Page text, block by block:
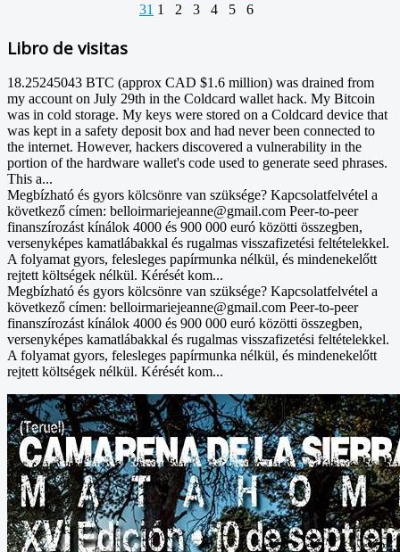
31 1 2 3 4 5 6
Libro de visitas
18.25245043 BTC (approx CAD $1.6 million) was drained from
my account on July 29th in the Coldcard wallet hack. My Bitcoin
was in cold storage. My keys were stored on a Coldcard device that
was kept in a safety deposit box and had never been connected to
the internet. However, hackers discovered a vulnerability in the
portion of the hardware wallet's code used to generate seed phrases.
This a...
Megbízható és gyors kölcsönre van szüksége? Kapcsolatfelvétel a
következő címen: belloirmariejeanne@gmail.com Peer-to-peer
finanszírozást kínálok 4000 és 900 000 euró közötti összegben,
versenyképes kamatlábakkal és rugalmas visszafizetési feltételekkel.
A folyamat gyors, felesleges papírmunka nélkül, és mindenekelőtt
rejtett költségek nélkül. Kérését kom...
Megbízható és gyors kölcsönre van szüksége? Kapcsolatfelvétel a
következő címen: belloirmariejeanne@gmail.com Peer-to-peer
finanszírozást kínálok 4000 és 900 000 euró közötti összegben,
versenyképes kamatlábakkal és rugalmas visszafizetési feltételekkel.
A folyamat gyors, felesleges papírmunka nélkül, és mindenekelőtt
rejtett költségek nélkül. Kérését kom...